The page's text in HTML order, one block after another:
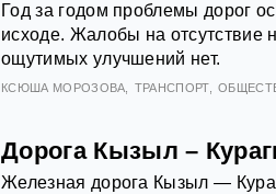
Год за годом проблемы дорог
исходе. Жалобы на отсутствие
ощутимых улучшений нет.
КСЮША МОРОЗОВА ТРАНСПОРТ
Дорога Кызыл –
Железная дорога Кызыл —